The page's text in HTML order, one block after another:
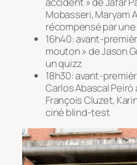
Mobasseri, Maryam
récompensé par une
16h40: avant-
mouton » de Jason
un quizz
18h30: avant-
Carlos Abascal Peiró
François Cluzet,
ciné blind-test